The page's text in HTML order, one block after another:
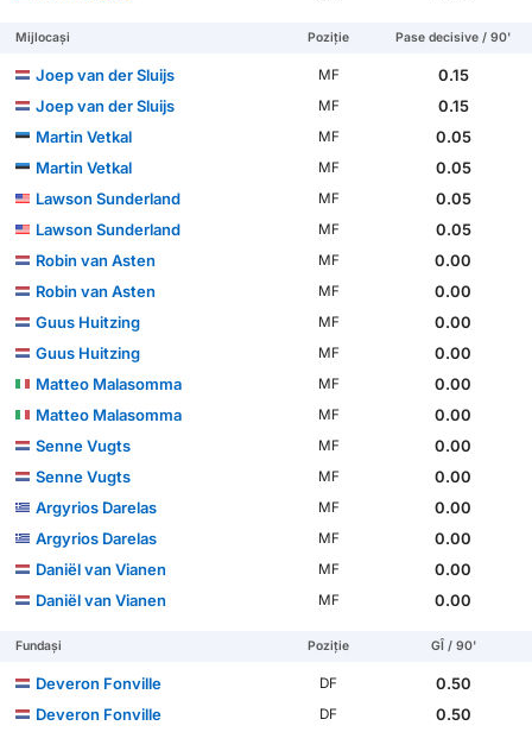
Mijlocași Poziție Pase decisive / 90'
Joep van der Sluijs MF
0.15
Joep van der Sluijs
MF
0.15
Martin Vetkal
MF
0.05
Martin Vetkal
MF
0.05
Lawson Sunderland
MF
0.05
Lawson Sunderland
MF
0.05
Robin van Asten
MF
0.00
Robin van Asten
MF
0.00
Guus Huitzing
MF
0.00
Guus Huitzing
MF
0.00
Matteo Malasomma
MF
0.00
Matteo Malasomma
MF
0.00
Senne Vugts
MF
0.00
Senne Vugts
MF
0.00
Argyrios Darelas
MF
0.00
Argyrios Darelas
MF
0.00
Daniël van Vianen
MF
0.00
Daniël van Vianen
MF 0.00
Fundași Poziție GÎ / 90'
Deveron Fonville DF
0.50
Deveron Fonville
DF
0.50